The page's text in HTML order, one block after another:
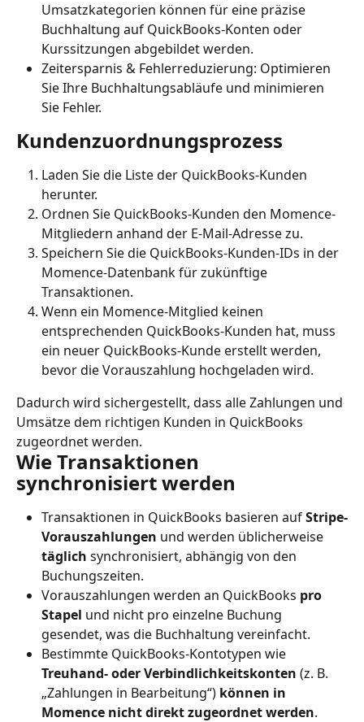
Umsatzkategorien können für eine präzise
Buchhaltung auf QuickBooks-Konten oder
Kurssitzungen abgebildet werden.
Zeitersparnis & Fehlerreduzierung: Optimieren
Sie Ihre Buchhaltungsabläufe und minimieren
Sie Fehler.
Kundenzuordnungsprozess
Laden Sie die Liste der QuickBooks-Kunden
herunter.
Ordnen Sie QuickBooks-Kunden den Momence-
Mitgliedern anhand der E-Mail-Adresse zu.
Speichern Sie die QuickBooks-Kunden-IDs in der
Momence-Datenbank für zukünftige
Transaktionen.
Wenn ein Momence-Mitglied keinen
entsprechenden QuickBooks-Kunden hat, muss
ein neuer QuickBooks-Kunde erstellt werden,
bevor die Vorauszahlung hochgeladen wird.
Dadurch wird sichergestellt, dass alle Zahlungen und
Umsätze dem richtigen Kunden in QuickBooks
zugeordnet werden.
Wie Transaktionen
synchronisiert werden
Transaktionen in QuickBooks basieren auf Stripe-
Vorauszahlungen und werden üblicherweise
täglich synchronisiert, abhängig von den
Buchungszeiten.
Vorauszahlungen werden an QuickBooks pro
Stapel und nicht pro einzelne Buchung
gesendet, was die Buchhaltung vereinfacht.
Bestimmte QuickBooks-Kontotypen wie
Treuhand- oder Verbindlichkeitskonten (z. B.
„Zahlungen in Bearbeitung“) können in
Momence nicht direkt zugeordnet werden.